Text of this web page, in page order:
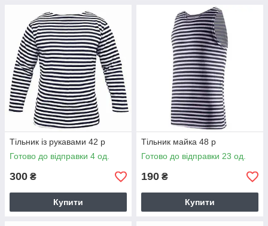
Тільник із рукавами 42 р
Готово до відправки 4 од.
300 ₴
Купити
Тільник майка 48 р
Готово до відправки 23 од.
190 ₴
Купити